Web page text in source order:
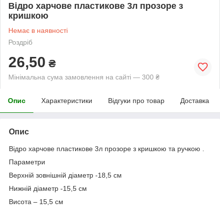
Відро харчове пластикове 3л прозоре з
кришкою
Немає в наявності
Роздріб
26,50 ₴
Мінімальна сума замовлення на сайті — 300 ₴
Опис Характеристики Відгуки про товар Доставка
Опис
Відро харчове пластикове 3л прозоре з кришкою та ручкою .
Параметри
Верхній зовнішній діаметр -18,5 см
Нижній діаметр -15,5 см
Висота – 15,5 см